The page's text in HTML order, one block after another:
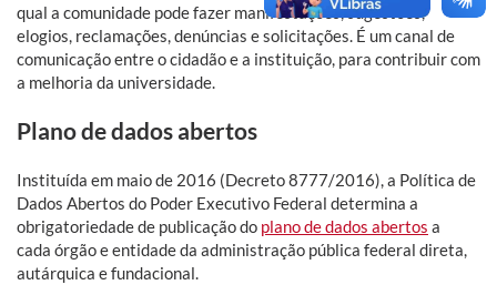
qual a comunidade pode fazer manifestações, sugestões,
elogios, reclamações, denúncias e solicitações. É um canal de
comunicação entre o cidadão e a instituição, para contribuir com
a melhoria da universidade.
Plano de dados abertos
Instituída em maio de 2016 (Decreto 8777/2016), a Política de
Dados Abertos do Poder Executivo Federal determina a
obrigatoriedade de publicação do plano de dados abertos a
cada órgão e entidade da administração pública federal direta,
autárquica e fundacional.